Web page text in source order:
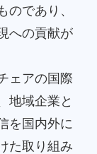
のであり、
への貢献が
ェアの国際
地域企業と
を国内外に
た取り組み